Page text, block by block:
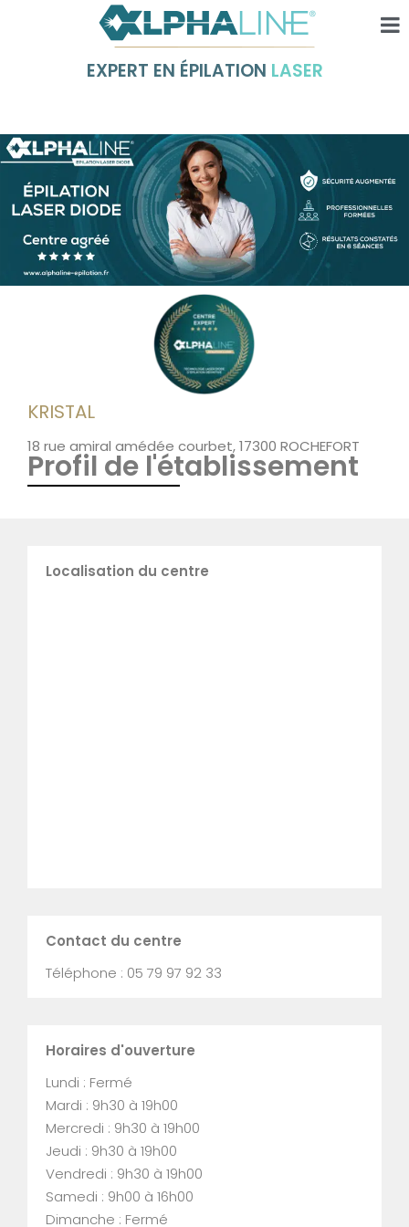
EXPERT EN ÉPILATION LASER
KRISTAL
18 rue amiral amédée courbet, 17300 ROCHEFORT
Profil de l'établissement
Localisation du centre
Contact du centre
Téléphone : 05 79 97 92 33
Horaires d'ouverture
Lundi : Fermé
Mardi : 9h30 à 19h00
Mercredi : 9h30 à 19h00
Jeudi : 9h30 à 19h00
Vendredi : 9h30 à 19h00
Samedi : 9h00 à 16h00
Dimanche : Fermé